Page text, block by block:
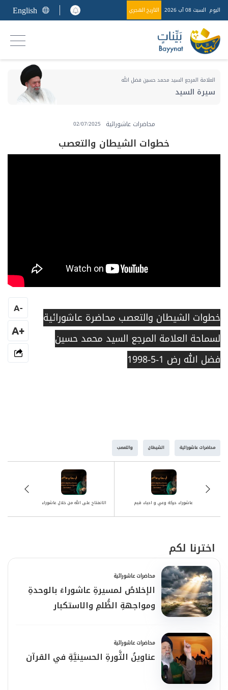
اليوم السبت 08 آب 2026 التاريخ الهجري English
العلامة المرجع السيد محمد حسين فضل الله
سيرة السيد
محاضرات عاشورائية 02/07/2025
خطوات الشيطان والتعصب
خطوات الشيطان والتعصب محاضرة عاشورائية
لسماحة العلامة المرجع السيد محمد حسين
فضل الله رض 1-5-1998
-
A
+A
محاضرات عاشورائية الشيطان والتعصب
الانفتاح على الله من خلال عاشوراء عاشوراء حركة وعي و احياء قيم
اخترنا لكم
محاضرات عاشورائية
الإخلاصُ لمسيرةِ عاشوراءَ بالوحدةِ
ومواجهةِ الظُّلمِ والاستكبار
محاضرات عاشورائية
عناوينُ الثَّورةِ الحسينيَّةِ في القرآن